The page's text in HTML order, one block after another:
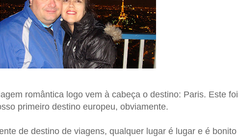
romântica logo vem à cabeça o destino: Paris. Este foi
primeiro destino europeu, obviamente.
de destino de viagens, qualquer lugar é lugar e é bonito